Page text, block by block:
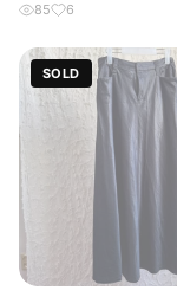
85 6
SOLD